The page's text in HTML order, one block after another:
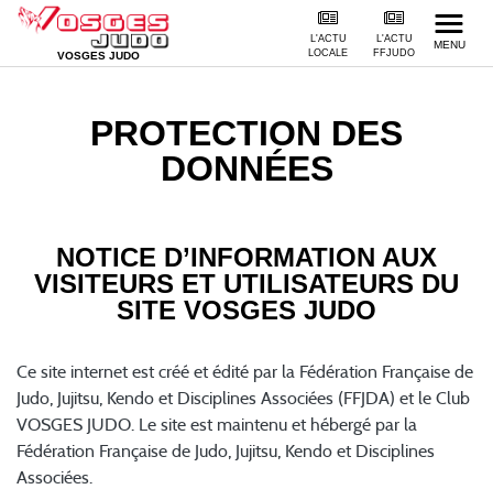
VOSGES JUDO
L'ACTU
FFJUDO
L'ACTU
LOCALE
MENU
PROTECTION DES
DONNÉES
NOTICE D’INFORMATION AUX
VISITEURS ET UTILISATEURS DU
SITE VOSGES JUDO
Ce site internet est créé et édité par la Fédération Française de
Judo, Jujitsu, Kendo et Disciplines Associées (FFJDA) et le Club
VOSGES JUDO. Le site est maintenu et hébergé par la
Fédération Française de Judo, Jujitsu, Kendo et Disciplines
Associées.